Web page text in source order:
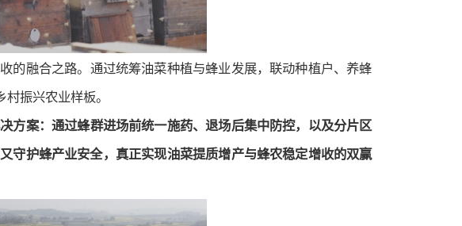
的融合之路。通过统筹油菜种植与蜂业发展，联动种植户、养蜂
振兴农业样板。
方案：通过蜂群进场前统一施药、退场后集中防控，以及分片区
守护蜂产业安全，真正实现油菜提质增产与蜂农稳定增收的双赢